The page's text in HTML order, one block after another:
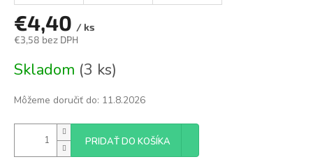
€4,40 / ks
€3,58 bez DPH
cena:
Skladom (3 ks)
Môžeme doručiť do: 11.8.2026
PRIDAŤ DO KOŠÍKA